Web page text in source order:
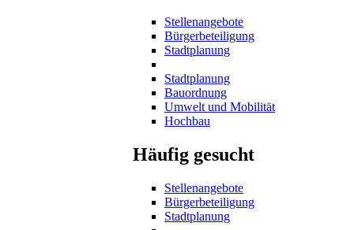
Stellenangebote
Bürgerbeteiligung
Stadtplanung
Stadtplanung
Bauordnung
Umwelt und Mobilität
Hochbau
Häufig gesucht
Stellenangebote
Bürgerbeteiligung
Stadtplanung